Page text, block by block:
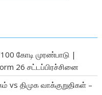
கோடி முரண்பாடு |
26 சட்டப்பிரச்சினை
vs திமுக வாக்குறுதிகள் –